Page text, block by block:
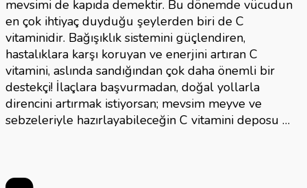
mevsimi de kapıda demektir. Bu dönemde vücudun
en çok ihtiyaç duyduğu şeylerden biri de C
vitaminidir. Bağışıklık sistemini güçlendiren,
hastalıklara karşı koruyan ve enerjini artıran C
vitamini, aslında sandığından çok daha önemli bir
destekçi! İlaçlara başvurmadan, doğal yollarla
direncini artırmak istiyorsan; mevsim meyve ve
sebzeleriyle hazırlayabileceğin C vitamini deposu …